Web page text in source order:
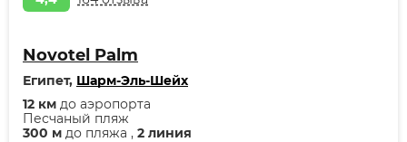
Novotel Palm
Египет, Шарм-Эль-Шейх
300 м до пляжа , 2 линия
Песчаный пляж
12 км до аэропорта